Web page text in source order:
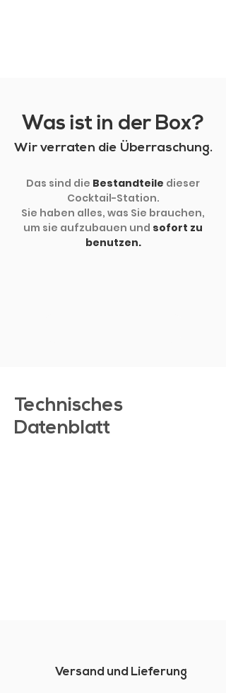
Was ist in der Box?
Wir verraten die Überraschung.
Das sind die Bestandteile dieser
Cocktail-Station.
Sie haben alles, was Sie brauchen,
um sie aufzubauen und sofort zu
benutzen.
Technisches
Datenblatt
Versand und Lieferung